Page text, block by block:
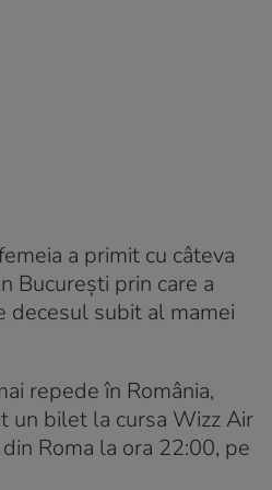
a primit cu câteva
București prin care a
decesul subit al mamei
repede în România,
un bilet la cursa Wizz Air
Roma la ora 22:00, pe